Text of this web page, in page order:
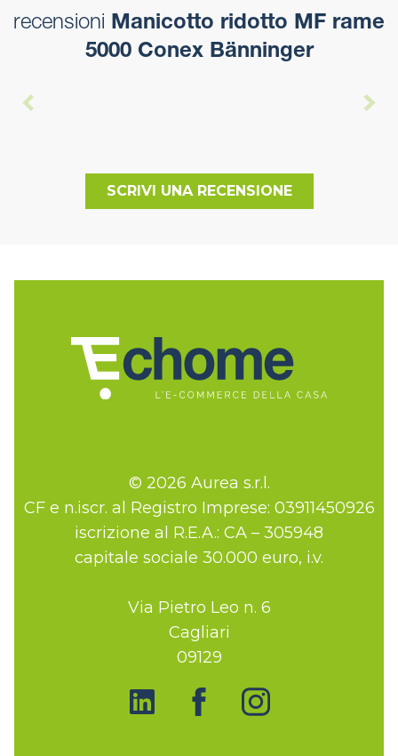
recensioni Manicotto ridotto MF rame
5000 Conex Bänninger
SCRIVI UNA RECENSIONE
© 2026 Aurea s.r.l.
CF e n.iscr. al Registro Imprese: 03911450926
iscrizione al R.E.A.: CA – 305948
capitale sociale 30.000 euro, i.v.
Via Pietro Leo n. 6
Cagliari
09129